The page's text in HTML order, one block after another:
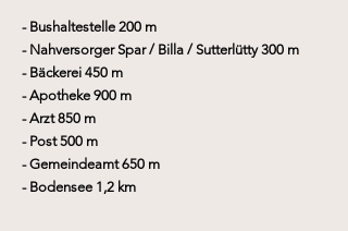
- Bushaltestelle 200 m
- Nahversorger Spar / Billa / Sutterlütty 300 m
- Bäckerei 450 m
- Apotheke 900 m
- Arzt 850 m
- Post 500 m
- Gemeindeamt 650 m
- Bodensee 1,2 km